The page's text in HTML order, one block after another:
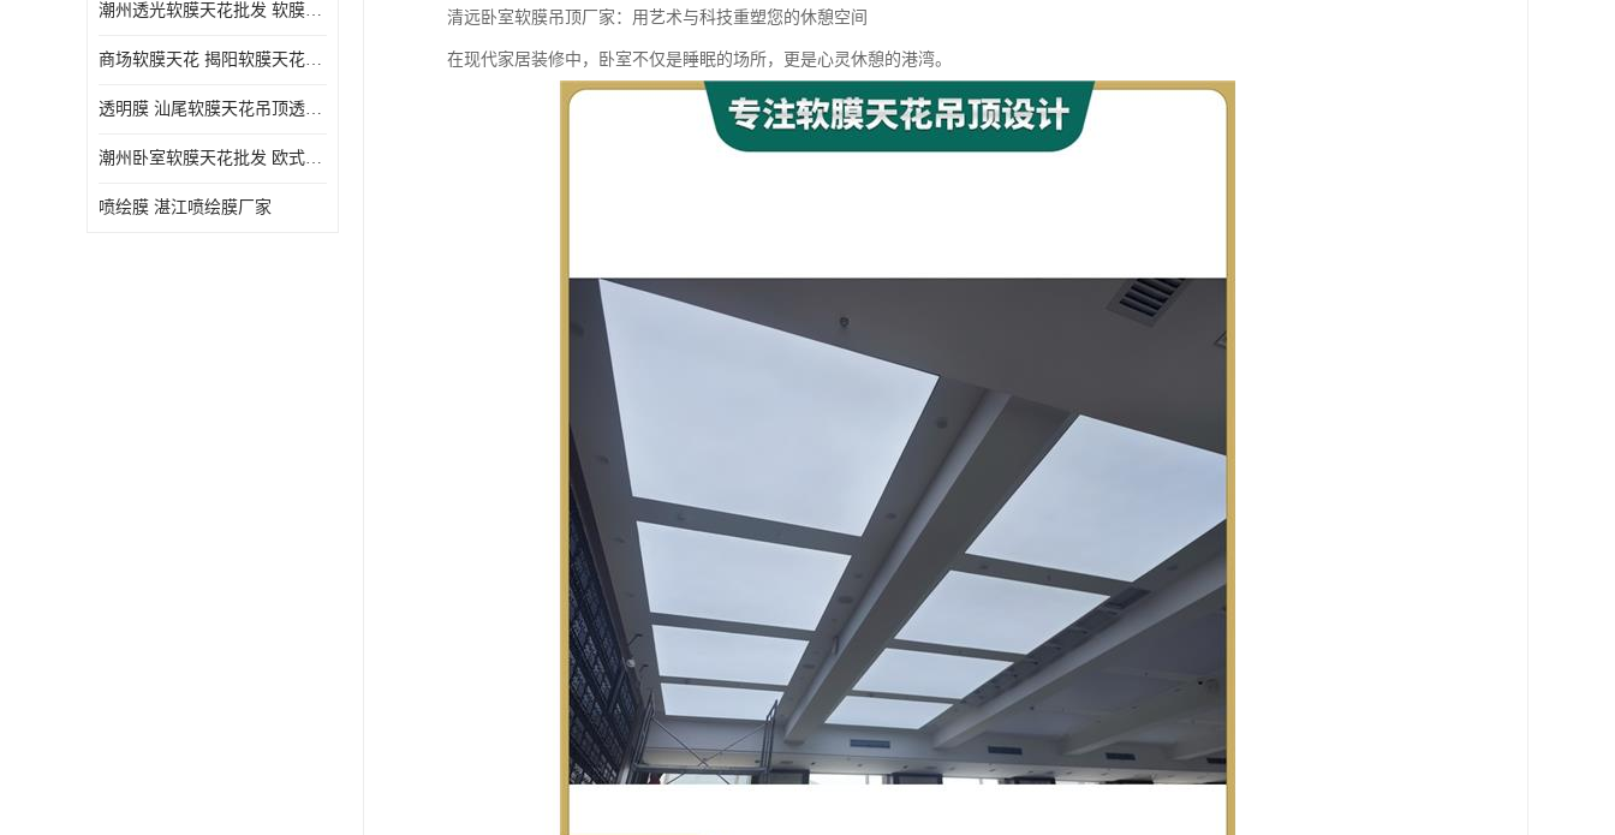
潮州透光软膜天花批发 软膜天花
商场软膜天花 揭阳软膜天花吊顶透光膜批发
透明膜 汕尾软膜天花吊顶透光膜定制
潮州卧室软膜天花批发 欧式软膜天花
喷绘膜 湛江喷绘膜厂家
清远卧室软膜吊顶厂家：用艺术与科技重塑您的休憩空间
在现代家居装修中，卧室不仅是睡眠的场所，更是心灵休憩的港湾。